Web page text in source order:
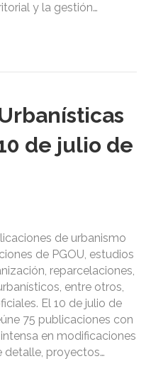
y la gestión…
de julio de
de urbanismo
de PGOU, estudios
reparcelaciones,
entre otros,
El 10 de julio de
75 publicaciones con
en modificaciones
detalle, proyectos…